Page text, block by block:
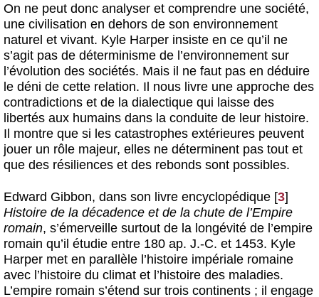
On ne peut donc analyser et comprendre une société,
une civilisation en dehors de son environnement
naturel et vivant. Kyle Harper insiste en ce qu’il ne
s’agit pas de déterminisme de l’environnement sur
l’évolution des sociétés. Mais il ne faut pas en déduire
le déni de cette relation. Il nous livre une approche des
contradictions et de la dialectique qui laisse des
libertés aux humains dans la conduite de leur histoire.
Il montre que si les catastrophes extérieures peuvent
jouer un rôle majeur, elles ne déterminent pas tout et
que des résiliences et des rebonds sont possibles.
Edward Gibbon, dans son livre encyclopédique [3]
Histoire de la décadence et de la chute de l’Empire
romain, s’émerveille surtout de la longévité de l’empire
romain qu’il étudie entre 180 ap. J.-C. et 1453. Kyle
Harper met en parallèle l’histoire impériale romaine
avec l’histoire du climat et l’histoire des maladies.
L’empire romain s’étend sur trois continents ; il engage